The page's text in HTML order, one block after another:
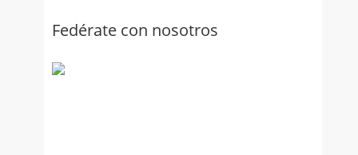
Fedérate con nosotros